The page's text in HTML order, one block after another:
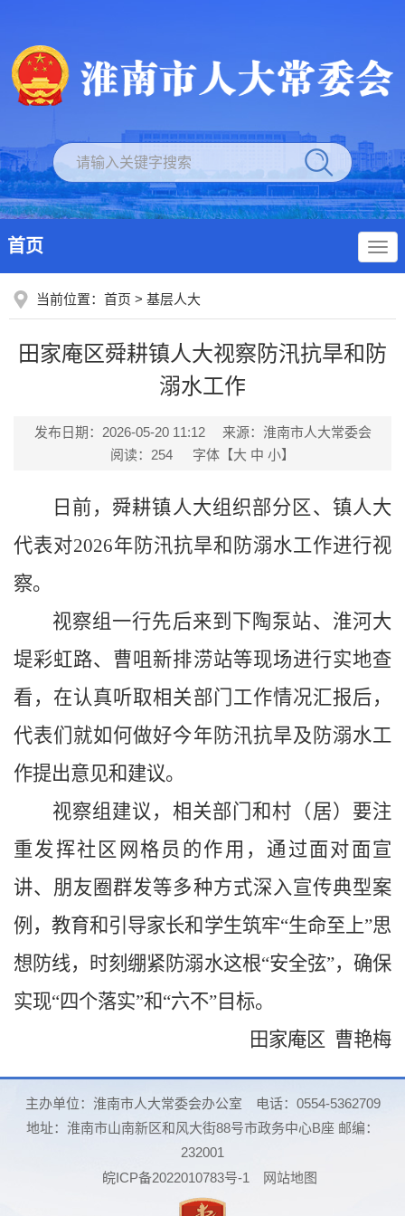
首页
当前位置： 首页 > 基层人大
田家庵区舜耕镇人大视察防汛抗旱和防
溺水工作
发布日期：2026-05-20 11:12
来源：淮南市人大常委会
阅读： 254 字体【大 中 小】
日前，舜耕镇人大组织部分区、镇人大
代表对2026年防汛抗旱和防溺水工作进行视
察。
视察组一行先后来到下陶泵站、淮河大
堤彩虹路、曹咀新排涝站等现场进行实地查
看，在认真听取相关部门工作情况汇报后，
代表们就如何做好今年防汛抗旱及防溺水工
作提出意见和建议。
视察组建议，相关部门和村（居）要注
重发挥社区网格员的作用，通过面对面宣
讲、朋友圈群发等多种方式深入宣传典型案
例，教育和引导家长和学生筑牢“生命至上”思
想防线，时刻绷紧防溺水这根“安全弦”，确保
实现“四个落实”和“六不”目标。
田家庵区 曹艳梅
主办单位：淮南市人大常委会办公室
电话：0554-5362709
地址：淮南市山南新区和风大街88号市政务中心B座 邮编：
232001
皖ICP备2022010783号-1
网站地图